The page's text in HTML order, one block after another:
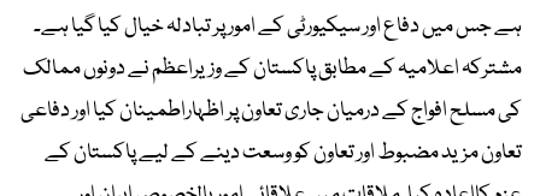
ہے جس میں دفاع اور سیکیورٹی کے امور پر تبادلہ خیال کیا گیا ہے۔
مشترکہ اعلامیہ کے مطابق پاکستان کے وزیراعظم نے دونوں ممالک
کی مسلح افواج کے درمیان جاری تعاون پر اظہاراطمینان کیا اور دفاعی
تعاون مزید مضبوط اور تعاون کو وسعت دینے کے لیے پاکستان کے